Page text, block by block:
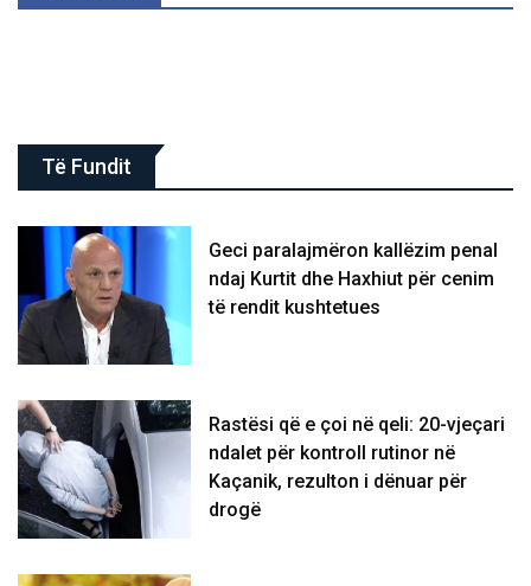
Të Fundit
Geci paralajmëron kallëzim penal
ndaj Kurtit dhe Haxhiut për cenim
të rendit kushtetues
Rastësi që e çoi në qeli: 20-vjeçari
ndalet për kontroll rutinor në
Kaçanik, rezulton i dënuar për
drogë